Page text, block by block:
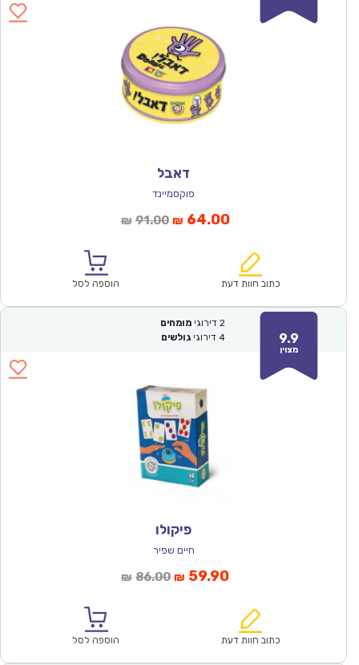
דאבל
פוקסמיינד
₪ 91.00המחיר
₪91.00.
₪ 64.00המחיר
הוא:
כתוב חוות דעת הוספה לסל
9.9
מצוין
2 דירוגי מומחים
4 דירוגי גולשים
פיקולו
חיים שפיר
₪ 86.00המחיר
₪86.00.
₪ 59.90המחיר
הוא:
כתוב חוות דעת הוספה לסל